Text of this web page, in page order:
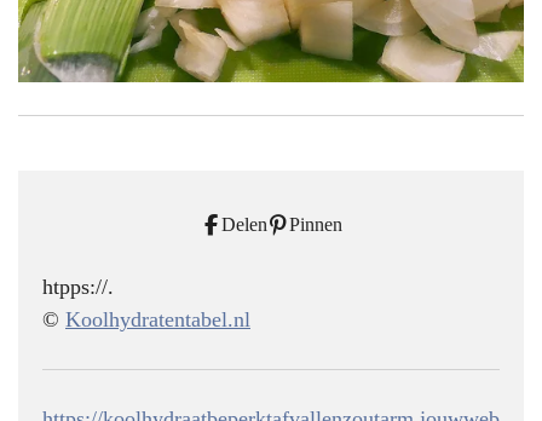
Delen Pinnen
htpps://.
© Koolhydratentabel.nl